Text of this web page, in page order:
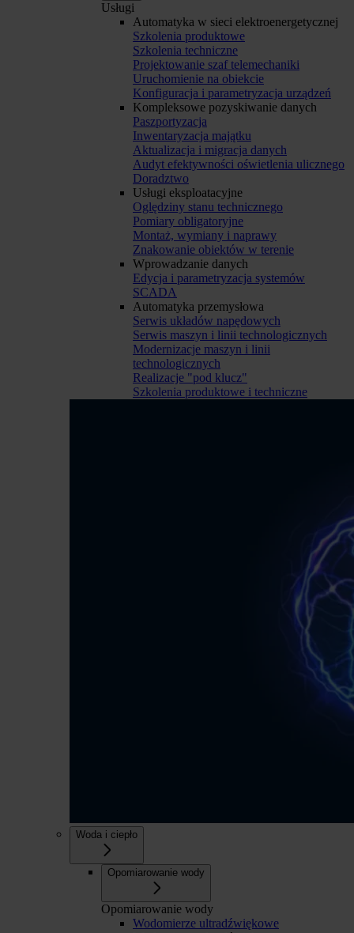
Usługi
Automatyka w sieci elektroenergetycznej
Szkolenia produktowe
Szkolenia techniczne
Projektowanie szaf telemechaniki
Uruchomienie na obiekcie
Konfiguracja i parametryzacja urządzeń
Kompleksowe pozyskiwanie danych
Paszportyzacja
Inwentaryzacja majątku
Aktualizacja i migracja danych
Audyt efektywności oświetlenia ulicznego
Doradztwo
Usługi eksploatacyjne
Oględziny stanu technicznego
Pomiary obligatoryjne
Montaż, wymiany i naprawy
Znakowanie obiektów w terenie
Wprowadzanie danych
Edycja i parametryzacja systemów
SCADA
Automatyka przemysłowa
Serwis układów napędowych
Serwis maszyn i linii technologicznych
Modernizacje maszyn i linii
technologicznych
Realizacje "pod klucz"
Szkolenia produktowe i techniczne
Woda i ciepło
Opomiarowanie wody
Opomiarowanie wody
Wodomierze ultradźwiękowe